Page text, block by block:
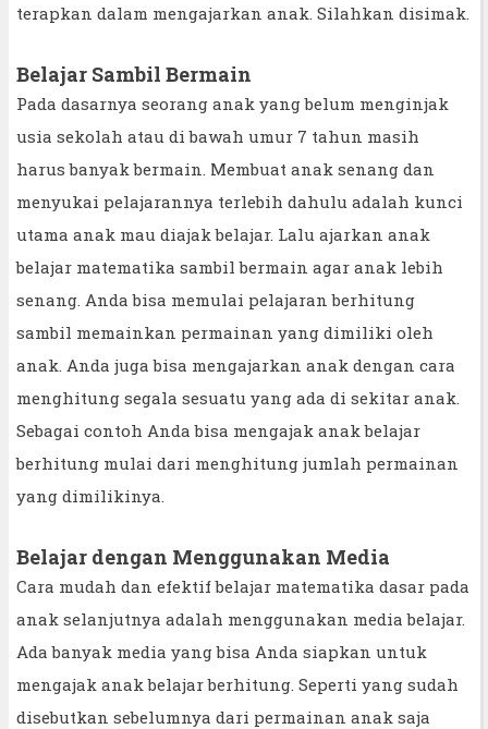
terapkan dalam mengajarkan anak. Silahkan disimak.
Belajar Sambil Bermain
Pada dasarnya seorang anak yang belum menginjak
usia sekolah atau di bawah umur 7 tahun masih
harus banyak bermain. Membuat anak senang dan
menyukai pelajarannya terlebih dahulu adalah kunci
utama anak mau diajak belajar. Lalu ajarkan anak
belajar matematika sambil bermain agar anak lebih
senang. Anda bisa memulai pelajaran berhitung
sambil memainkan permainan yang dimiliki oleh
anak. Anda juga bisa mengajarkan anak dengan cara
menghitung segala sesuatu yang ada di sekitar anak.
Sebagai contoh Anda bisa mengajak anak belajar
berhitung mulai dari menghitung jumlah permainan
yang dimilikinya.
Belajar dengan Menggunakan Media
Cara mudah dan efektif belajar matematika dasar pada
anak selanjutnya adalah menggunakan media belajar.
Ada banyak media yang bisa Anda siapkan untuk
mengajak anak belajar berhitung. Seperti yang sudah
disebutkan sebelumnya dari permainan anak saja